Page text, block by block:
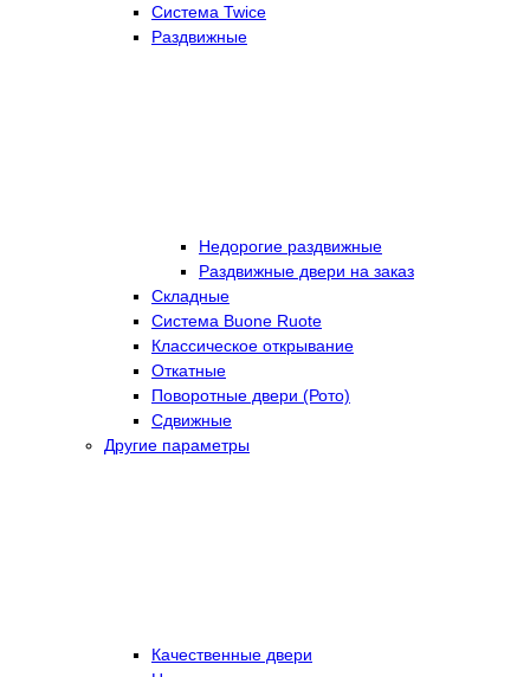
Система Twice
Раздвижные
Недорогие раздвижные
Раздвижные двери на заказ
Складные
Cистема Buone Ruote
Классическое открывание
Откатные
Поворотные двери (Рото)
Сдвижные
Другие параметры
Качественные двери